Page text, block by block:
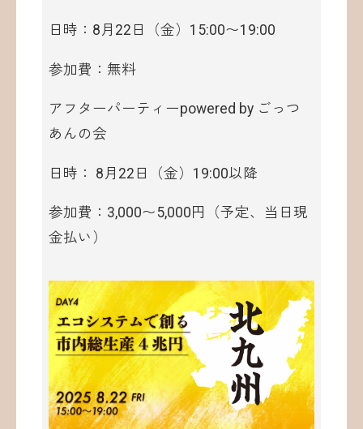
日時：8月22日（金）15:00〜19:00
参加費：無料
アフターパーティーpowered by ごっつ
あんの会
日時： 8月22日（金）19:00以降
参加費：3,000〜5,000円（予定、当日現
金払い）